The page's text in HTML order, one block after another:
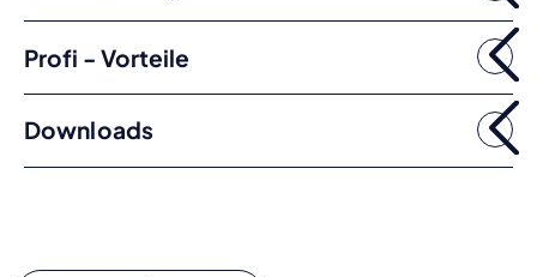
Profi - Vorteile
Downloads